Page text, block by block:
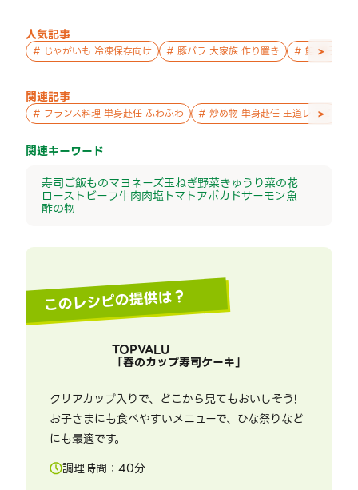
人気記事
# じゃがいも 冷凍保存向け # 豚バラ 大家族 作り置き # 鮭 親子 作
>
関連記事
# フランス料理 単身赴任 ふわふわ # 炒め物 単身赴任 王道レシピ
>
関連キーワード
寿司ご飯ものマヨネーズ玉ねぎ野菜きゅうり菜の花
ローストビーフ牛肉肉塩トマトアボカドサーモン魚
酢の物
このレシピの提供は？
TOPVALU
「春のカップ寿司ケーキ」
クリアカップ入りで、どこから見てもおいしそう!
お子さまにも食べやすいメニューで、ひな祭りなど
にも最適です。
調理時間： 40分